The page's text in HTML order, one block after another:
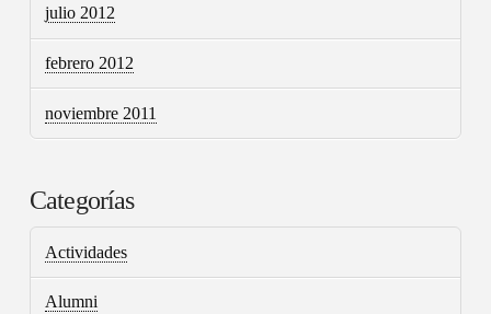
julio 2012
febrero 2012
noviembre 2011
Categorías
Actividades
Alumni